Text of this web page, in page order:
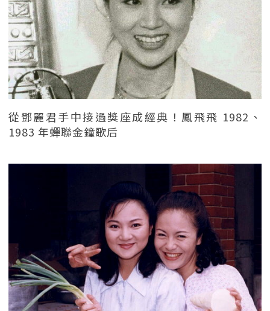
從鄧麗君手中接過獎座成經典！鳳飛飛 1982、
1983 年蟬聯金鐘歌后